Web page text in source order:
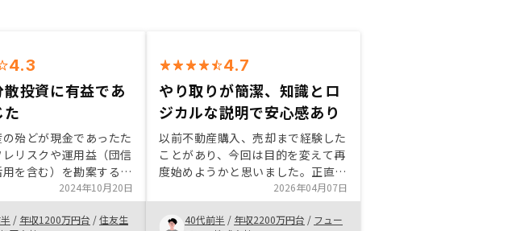
4.3
投資に有益であ
た
の殆どが現金であったた
リスクや運用益（団信
を含む）を勘案する
ートフォリオの一部とし
と感じたため、購入を
・面談担当者の方にお
2024年10月20日
/ 年収1200万円台 /住友生
4.7
やり取りが簡潔、知識とロ
ジカルな説明で安心感あり
以前不動産購入、売却まで経験した
ことがあり、今回は目的を変えて再
度始めようかと思いました。正直ど
この会社でも変わらないと思ってい
ましたが、非対面で進んだりやり取
りが効率的な面や、セールスの方の
2026年04月07日
40代前半 / 年収2200万円台 / フュー